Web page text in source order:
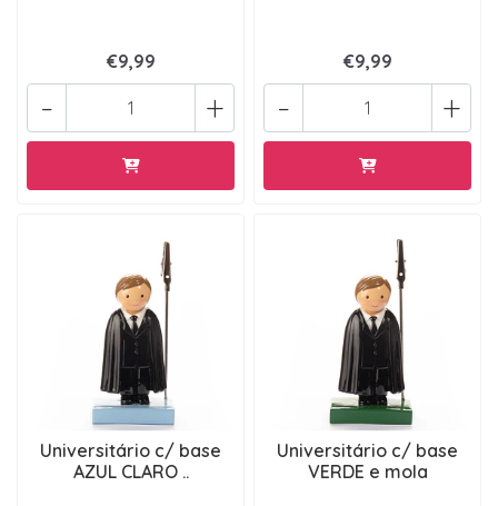
€9,99
+
-
€9,99
+
-
Universitário c/ base
AZUL CLARO ..
Universitário c/ base
VERDE e mola